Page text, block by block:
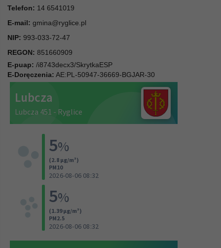
Telefon: 14 6541019
E-mail: gmina@ryglice.pl
NIP: 993-033-72-47
REGON: 851660909
E-puap: /i8743decx3/SkrytkaESP
E-Doręczenia: AE:PL-50947-36669-BGJAR-30